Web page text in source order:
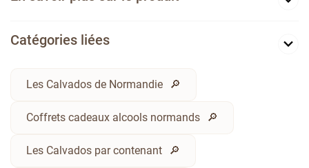
Catégories liées
Les Calvados de Normandie
Coffrets cadeaux alcools normands
Les Calvados par contenant